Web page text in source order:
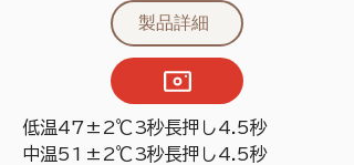
製品詳細
低温47±2℃3秒長押し4.5秒
中温51±2℃3秒長押し4.5秒